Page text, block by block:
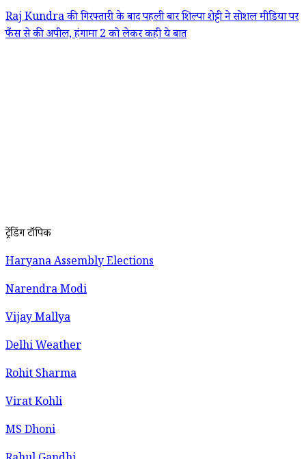
Raj Kundra की गिरफ्तारी के बाद पहली बार शिल्पा शेट्टी ने सोशल मीडिया पर
फैंस से की अपील, हंगामा 2 को लेकर कही ये बात
ट्रेंडिंग टॉपिक
Haryana Assembly Elections
Narendra Modi
Vijay Mallya
Delhi Weather
Rohit Sharma
Virat Kohli
MS Dhoni